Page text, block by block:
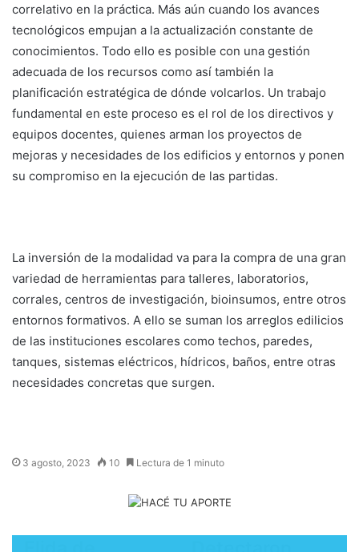
correlativo en la práctica. Más aún cuando los avances
tecnológicos empujan a la actualización constante de
conocimientos. Todo ello es posible con una gestión
adecuada de los recursos como así también la
planificación estratégica de dónde volcarlos. Un trabajo
fundamental en este proceso es el rol de los directivos y
equipos docentes, quienes arman los proyectos de
mejoras y necesidades de los edificios y entornos y ponen
su compromiso en la ejecución de las partidas.
La inversión de la modalidad va para la compra de una gran
variedad de herramientas para talleres, laboratorios,
corrales, centros de investigación, bioinsumos, entre otros
entornos formativos. A ello se suman los arreglos edilicios
de las instituciones escolares como techos, paredes,
tanques, sistemas eléctricos, hídricos, baños, entre otras
necesidades concretas que surgen.
3 agosto, 2023 10 Lectura de 1 minuto